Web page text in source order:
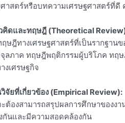
าสตร์หรือบทความเศรษฐศาสตร์ที่ดี
คิดและทฤษฎี (Theoretical
ษฎีทางเศรษฐศาสตร์ที่เป็นรากฐาน
ลภาค ทฤษฎีพฤติกรรมผู้บริโภค ทฤ
งเศรษฐกิจ
จัยที่เกี่ยวข้อง (Empirical Review):
ต้องสามารถสรุปผลการศึกษาของง
กันและมีความสอดคล้องกัน